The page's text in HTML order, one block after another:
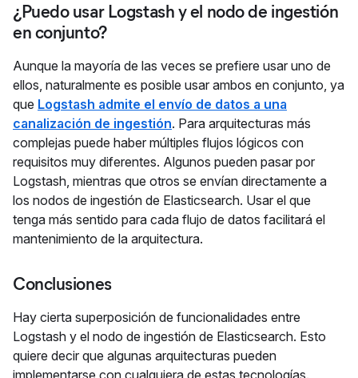
¿Puedo usar Logstash y el nodo de ingestión
en conjunto?
Aunque la mayoría de las veces se prefiere usar uno de
ellos, naturalmente es posible usar ambos en conjunto, ya
que Logstash admite el envío de datos a una
canalización de ingestión. Para arquitecturas más
complejas puede haber múltiples flujos lógicos con
requisitos muy diferentes. Algunos pueden pasar por
Logstash, mientras que otros se envían directamente a
los nodos de ingestión de Elasticsearch. Usar el que
tenga más sentido para cada flujo de datos facilitará el
mantenimiento de la arquitectura.
Conclusiones
Hay cierta superposición de funcionalidades entre
Logstash y el nodo de ingestión de Elasticsearch. Esto
quiere decir que algunas arquitecturas pueden
implementarse con cualquiera de estas tecnologías.